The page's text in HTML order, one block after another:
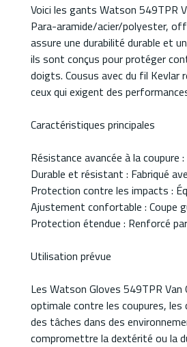
Voici les gants Watson 549TPR
Para-aramide/acier/polyester,
assure une durabilité durable et
ils sont conçus pour protéger
doigts. Cousus avec du fil
ceux qui exigent des
Caractéristiques principales
Résistance avancée à la
Durable et résistant : Fabriqué
Protection contre les impacts :
Ajustement confortable : Coupe
Protection étendue : Renforcé
Utilisation prévue
Les Watson Gloves 549TPR
optimale contre les coupures,
des tâches dans des
compromettre la dextérité ou la